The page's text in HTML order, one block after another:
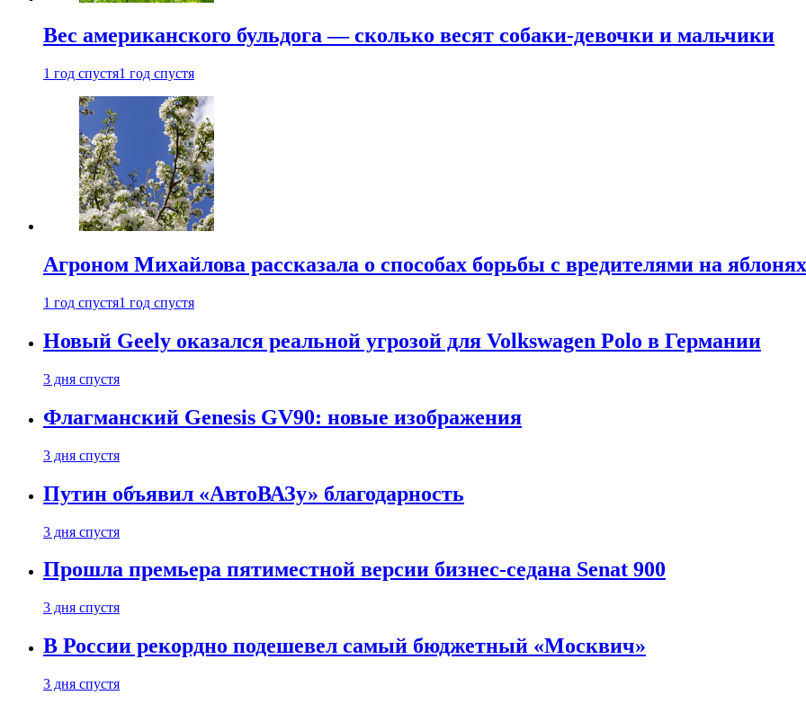
Вес американского бульдога — сколько весят собаки-девочки и мальчики
1 год спустя1 год спустя
Агроном Михайлова рассказала о способах борьбы с вредителями на яблонях
1 год спустя1 год спустя
Новый Geely оказался реальной угрозой для Volkswagen Polo в Германии
3 дня спустя
Флагманский Genesis GV90: новые изображения
3 дня спустя
Путин объявил «АвтоВАЗу» благодарность
3 дня спустя
Прошла премьера пятиместной версии бизнес-седана Senat 900
3 дня спустя
В России рекордно подешевел самый бюджетный «Москвич»
3 дня спустя